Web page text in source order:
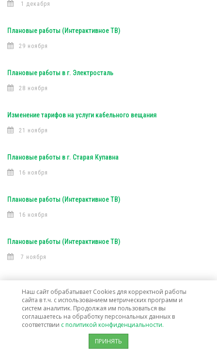
1 декабря
Плановые работы (Интерактивное ТВ)
29 ноября
Плановые работы в г. Электросталь
28 ноября
Изменение тарифов на услуги кабельного вещания
21 ноября
Плановые работы в г. Старая Купавна
16 ноября
Плановые работы (Интерактивное ТВ)
16 ноября
Плановые работы (Интерактивное ТВ)
7 ноября
Лосино-Петровский
30 октября
Режим работы офисов клиентского обслуживания в праздничные
Наш сайт обрабатывает Cookies для корректной работы
сайта в т.ч. с использованием метрических программ и
систем аналитик. Продолжая им пользоваться вы
соглашаетесь на обработку персональных данных в
соответствии с политикой конфиденциальности.
ПРИНЯТЬ